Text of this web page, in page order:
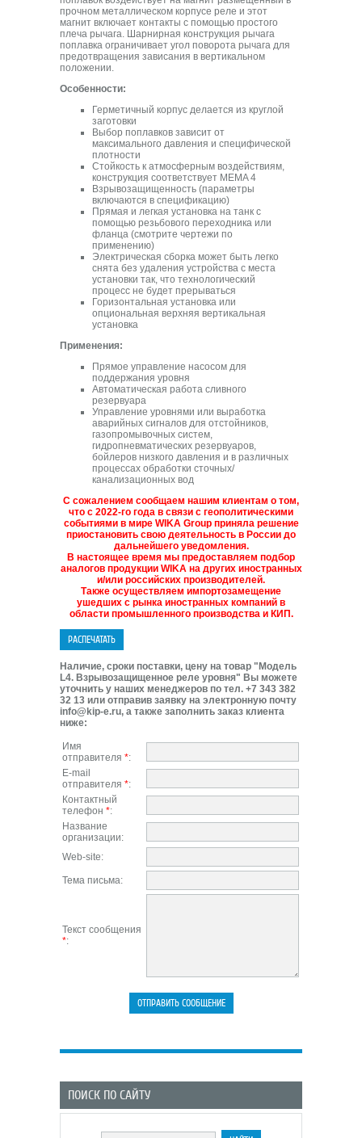
прочном металлическом корпусе реле и этот
магнит включает контакты с помощью простого
плеча рычага. Шарнирная конструкция рычага
поплавка ограничивает угол поворота рычага для
предотвращения зависания в вертикальном
положении.
Особенности:
Герметичный корпус делается из круглой
заготовки
Выбор поплавков зависит от
максимального давления и специфической
плотности
Стойкость к атмосферным воздействиям,
конструкция соответствует MEMA 4
Взрывозащищенность (параметры
включаются в спецификацию)
Прямая и легкая установка на танк с
помощью резьбового переходника или
фланца (смотрите чертежи по
применению)
Электрическая сборка может быть легко
снята без удаления устройства с места
установки так, что технологический
процесс не будет прерываться
Горизонтальная установка или
опциональная верхняя вертикальная
установка
Применения:
Прямое управление насосом для
поддержания уровня
Автоматическая работа сливного
резервуара
Управление уровнями или выработка
аварийных сигналов для отстойников,
газопромывочных систем,
гидропневматических резервуаров,
бойлеров низкого давления и в различных
процессах обработки сточных/
канализационных вод
С сожалением сообщаем нашим клиентам о том,
что с 2022-го года в связи с геополитическими
событиями в мире WIKA Group приняла решение
приостановить свою деятельность в России до
дальнейшего уведомления.
В настоящее время мы предоставляем подбор
аналогов продукции WIKA на других иностранных
и/или российских производителей.
Также осуществляем импортозамещение
ушедших с рынка иностранных компаний в
области промышленного производства и КИП.
Наличие, сроки поставки, цену на товар "Модель
L4. Взрывозащищенное реле уровня" Вы можете
уточнить у наших менеджеров по тел. +7 343 382
32 13 или отправив заявку на электронную почту
info@kip-e.ru, а также заполнить заказ клиента
ниже:
Имя
отправителя *:
E-mail
отправителя *:
Контактный
телефон *:
Название
организации:
Web-site:
Тема письма:
Текст сообщения
*:
ПОИСК ПО САЙТУ